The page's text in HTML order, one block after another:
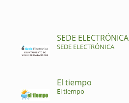
SEDE ELECTRÓNICA
SEDE ELECTRÓNICA
El tiempo
El tiempo